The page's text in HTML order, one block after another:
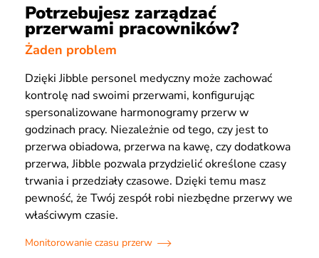
Potrzebujesz zarządzać
przerwami pracowników?
Żaden problem
Dzięki Jibble personel medyczny może zachować
kontrolę nad swoimi przerwami, konfigurując
spersonalizowane harmonogramy przerw w
godzinach pracy. Niezależnie od tego, czy jest to
przerwa obiadowa, przerwa na kawę, czy dodatkowa
przerwa, Jibble pozwala przydzielić określone czasy
trwania i przedziały czasowe. Dzięki temu masz
pewność, że Twój zespół robi niezbędne przerwy we
właściwym czasie.
Monitorowanie czasu przerw